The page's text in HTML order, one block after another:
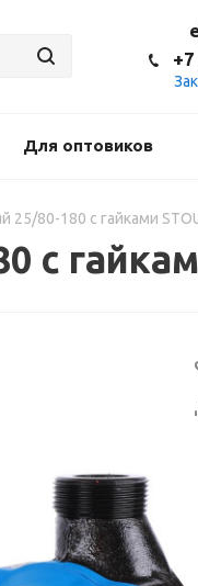
Для оптовиков
25/80-180 с гайками
с